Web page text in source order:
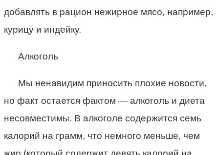
добавлять в рацион нежирное мясо, например,
курицу и индейку.
Алкоголь
Мы ненавидим приносить плохие новости,
но факт остается фактом — алкоголь и диета
несовместимы. В алкоголе содержится семь
калорий на грамм, что немного меньше, чем